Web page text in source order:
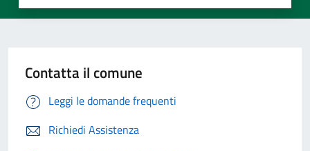
Contatta il comune
Leggi le domande frequenti
Richiedi Assistenza